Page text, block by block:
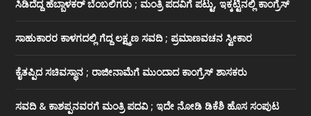
ಸಿಡಿದೆದ್ದ ಹೆಬ್ಬಾಳಕರ್ ಬೆಂಬಲಿಗರು ; ಮಂತ್ರಿ ಪದವಿಗೆ ‌ಪಟ್ಟು, ಇಕ್ಕಟ್ಟಿನಲ್ಲಿ ಕಾಂಗ್ರೆಸ್
ಸಾಹುಕಾರರ ಕಾಳಗದಲ್ಲಿ ಗೆದ್ದ ಲಕ್ಷ್ಮಣ ಸವದಿ ; ಪ್ರಮಾಣವಚನ ಸ್ವೀಕಾರ
ಕೈತಪ್ಪಿದ ಸಚಿವಸ್ಥಾನ ; ರಾಜೀನಾಮೆಗೆ ಮುಂದಾದ ಕಾಂಗ್ರೆಸ್ ‌ಶಾಸಕರು
ಸವದಿ & ಕಾಶಪ್ಪನವರಗೆ ಮಂತ್ರಿ ಪದವಿ ; ಇದೇ ನೋಡಿ‌ ಡಿಕೆಶಿ ಹೊಸ ಸಂಪುಟ